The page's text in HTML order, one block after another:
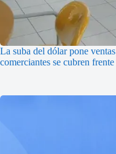
La suba del dólar pone
comerciantes se cubren